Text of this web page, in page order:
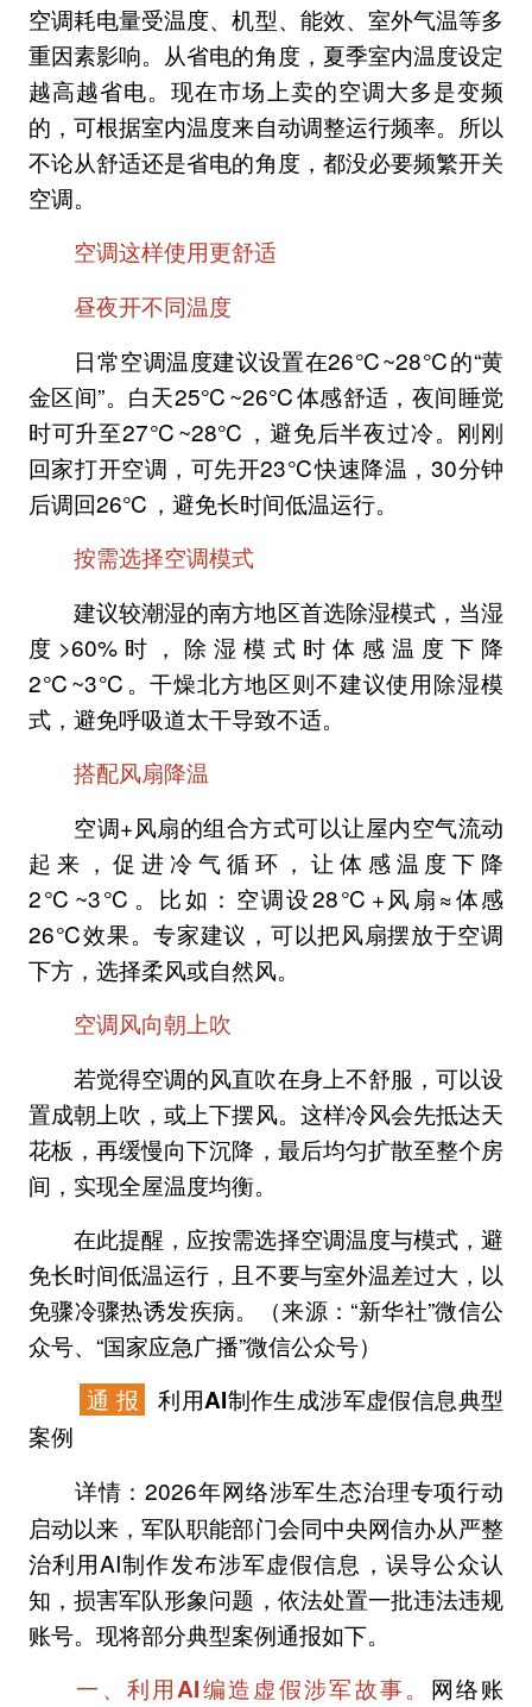
空调耗电量受温度、机型、能效、室外气温等多
重因素影响。从省电的角度，夏季室内温度设定
越高越省电。现在市场上卖的空调大多是变频
的，可根据室内温度来自动调整运行频率。所以
不论从舒适还是省电的角度，都没必要频繁开关
空调。
空调这样使用更舒适
昼夜开不同温度
日常空调温度建议设置在26℃~28℃的“黄
金区间”。白天25℃~26℃体感舒适，夜间睡觉
时可升至27℃~28℃，避免后半夜过冷。刚刚
回家打开空调，可先开23℃快速降温，30分钟
后调回26℃，避免长时间低温运行。
按需选择空调模式
建议较潮湿的南方地区首选除湿模式，当湿
度>60%时，除湿模式时体感温度下降
2℃~3℃。干燥北方地区则不建议使用除湿模
式，避免呼吸道太干导致不适。
搭配风扇降温
空调+风扇的组合方式可以让屋内空气流动
起来，促进冷气循环，让体感温度下降
2℃~3℃。比如：空调设28℃+风扇≈体感
26℃效果。专家建议，可以把风扇摆放于空调
下方，选择柔风或自然风。
空调风向朝上吹
若觉得空调的风直吹在身上不舒服，可以设
置成朝上吹，或上下摆风。这样冷风会先抵达天
花板，再缓慢向下沉降，最后均匀扩散至整个房
间，实现全屋温度均衡。
在此提醒，应按需选择空调温度与模式，避
免长时间低温运行，且不要与室外温差过大，以
免骤冷骤热诱发疾病。（来源：“新华社”微信公
众号、“国家应急广播”微信公众号）
通 报
利用AI制作生成涉军虚假信息典型
案例
详情：2026年网络涉军生态治理专项行动
启动以来，军队职能部门会同中央网信办从严整
治利用AI制作发布涉军虚假信息，误导公众认
知，损害军队形象问题，依法处置一批违法违规
账号。现将部分典型案例通报如下。
一、利用AI编造虚假涉军故事。 网络账